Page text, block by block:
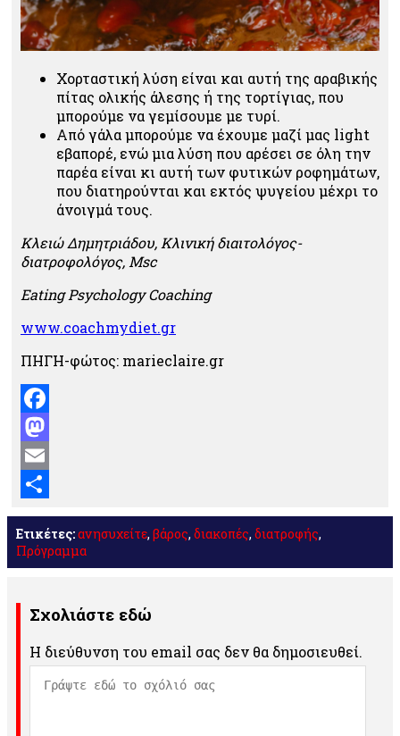
Χορταστική λύση είναι και αυτή της αραβικής
πίτας ολικής άλεσης ή της τορτίγιας, που
μπορούμε να γεμίσουμε με τυρί.
Από γάλα μπορούμε να έχουμε μαζί μας light
εβαπορέ, ενώ μια λύση που αρέσει σε όλη την
παρέα είναι κι αυτή των φυτικών ροφημάτων,
που διατηρούνται και εκτός ψυγείου μέχρι το
άνοιγμά τους.
Κλειώ Δημητριάδου, Κλινική διαιτολόγος-
διατροφολόγος, Msc
Eating Psychology Coaching
www.coachmydiet.gr
ΠΗΓΗ-φώτος: marieclaire.gr
Facebook
Mastodon
Email
Μοιραστείτε
Ετικέτες:ανησυχείτε, βάρος, διακοπές, διατροφής,
Πρόγραμμα
Σχολιάστε εδώ
Η διεύθυνση του email σας δεν θα δημοσιευθεί.